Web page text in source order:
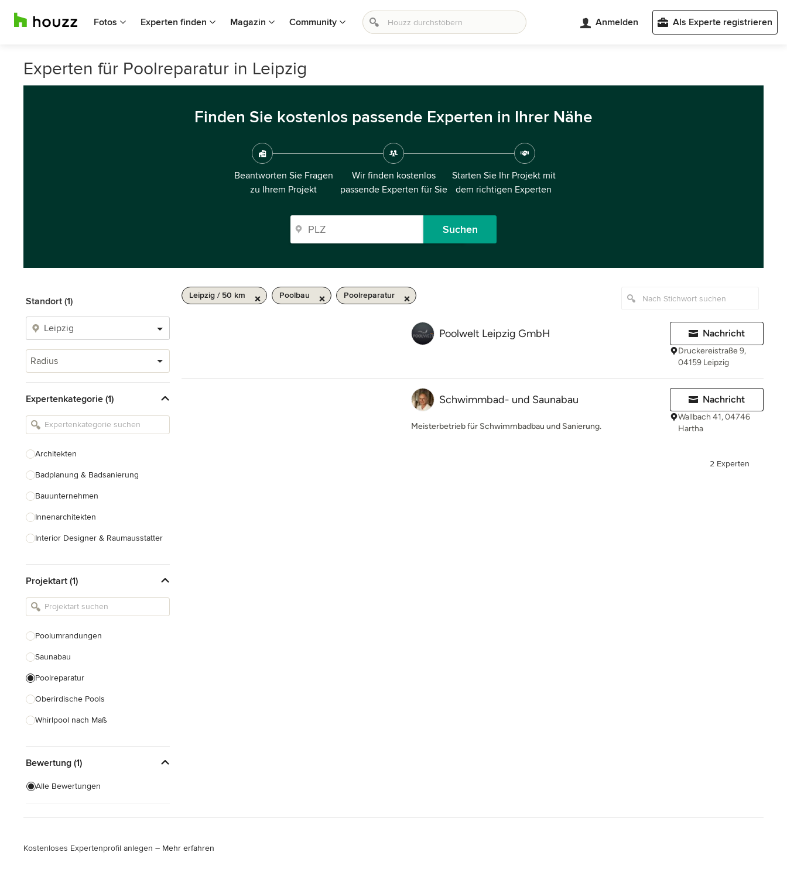
Fotos Experten finden Magazin Community Anmelden Als Experte registrieren
Experten für Poolreparatur in Leipzig
Finden Sie kostenlos passende Experten in Ihrer Nähe
Beantworten Sie Fragen
zu Ihrem Projekt
Wir finden kostenlos
passende Experten für Sie
Starten Sie Ihr Projekt mit
dem richtigen Experten
Suchen
Standort (1)
Radius
Expertenkategorie (1)
Architekten
Badplanung & Badsanierung
Bauunternehmen
Innenarchitekten
Interior Designer & Raumausstatter
Landschaftsarchitekten
Armaturen & Sanitärbedarf
Einbauschränke
Projektart (1)
Poolumrandungen
Saunabau
Poolreparatur
Oberirdische Pools
Whirlpool nach Maß
Poolsanierung
Alle anzeigen
Bewertung (1)
Alle Bewertungen
Leipzig / 50 km Poolbau Poolreparatur
Poolwelt Leipzig GmbH Nachricht
Druckereistraße 9,
04159 Leipzig
Schwimmbad- und Saunabau
Meisterbetrieb für Schwimmbadbau und Sanierung.
Nachricht
Wallbach 41, 04746
Hartha
2 Experten
Kostenloses Expertenprofil anlegen – Mehr erfahren